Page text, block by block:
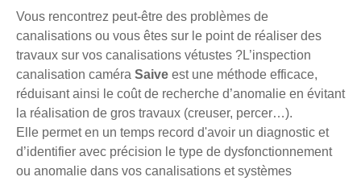
Vous rencontrez peut-être des problèmes de
canalisations ou vous êtes sur le point de réaliser des
travaux sur vos canalisations vétustes ?L’inspection
canalisation caméra Saive est une méthode efficace,
réduisant ainsi le coût de recherche d’anomalie en évitant
la réalisation de gros travaux (creuser, percer…).
Elle permet en un temps record d'avoir un diagnostic et
d’identifier avec précision le type de dysfonctionnement
ou anomalie dans vos canalisations et systèmes